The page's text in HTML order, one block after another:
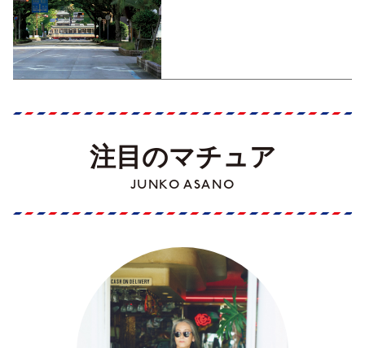
注目のマチュア
JUNKO ASANO